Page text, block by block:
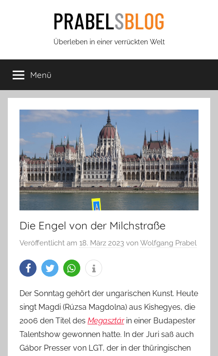
Prabels
Blog
Überleben in einer verrückten Welt
Menü
Die Engel von der Milchstraße
Veröffentlicht am 18. März 2023 von Wolfgang Prabel
Der Sonntag gehört der ungarischen Kunst. Heute
singt Magdi (Rúzsa Magdolna) aus Kishegyes, die
2006 den Titel des Megasztárin einer Budapester
Talentshow gewonnen hatte. In der Juri saß auch
Gábor Presser von LGT, der in der thüringischen